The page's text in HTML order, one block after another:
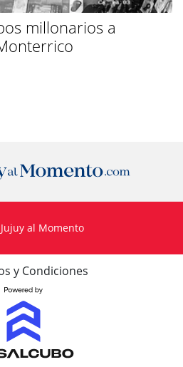
millonarios a
al Momento
y Condiciones